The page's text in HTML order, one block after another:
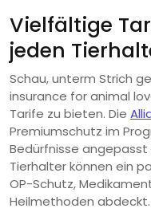
Vielfältige
jeden
Schau, unterm Strich
insurance for animal
Tarife zu bieten. Die
Premiumschutz im
Bedürfnisse angepasst
Tierhalter können ein
OP-Schutz,
Heilmethoden abdeckt.